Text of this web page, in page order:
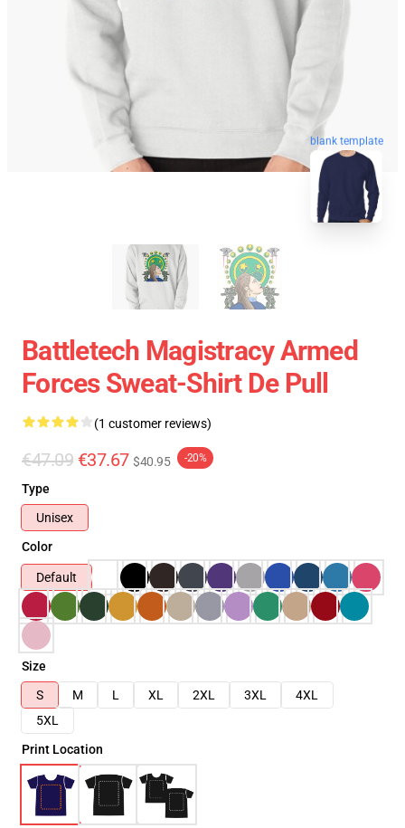
blank template
Battletech Magistracy Armed
Forces Sweat-Shirt De Pull
(1 customer reviews)
€47.09 €37.67 $40.95 -20%
Type
Unisex
Color
Default
Size
S
M L XL 2XL 3XL
4XL
5XL
Print Location